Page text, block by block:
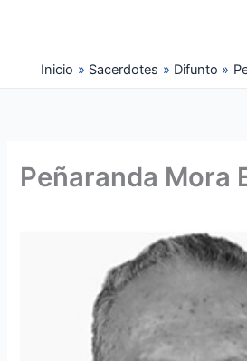
Inicio
Sacerdotes Difunto
Peñaranda Mora